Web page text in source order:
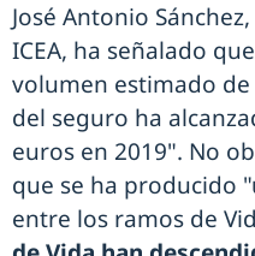
José Antonio
ICEA, ha señalado
volumen estimado
del seguro ha
euros en 2019". No
que se ha producido
entre los ramos de